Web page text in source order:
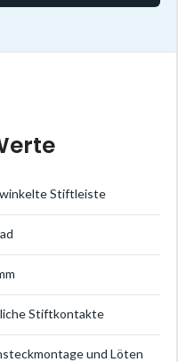
Stiftleiste
Stiftkontakte
und Löten